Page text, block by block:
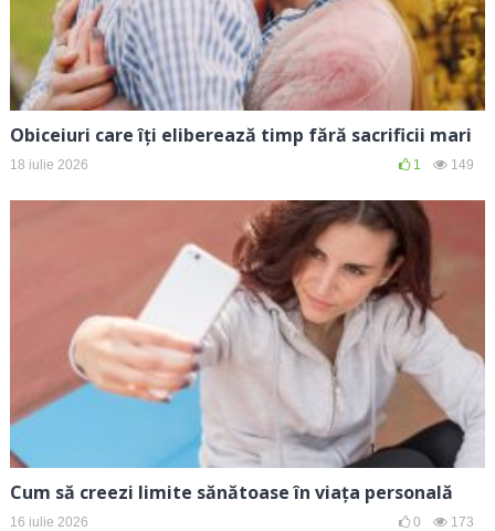
Obiceiuri care îți eliberează timp fără sacrificii mari
18 iulie 2026 1 149
Cum să creezi limite sănătoase în viața personală
16 iulie 2026 0 173